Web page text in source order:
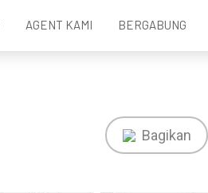
AGENT KAMI BERGABUNG
Bagikan